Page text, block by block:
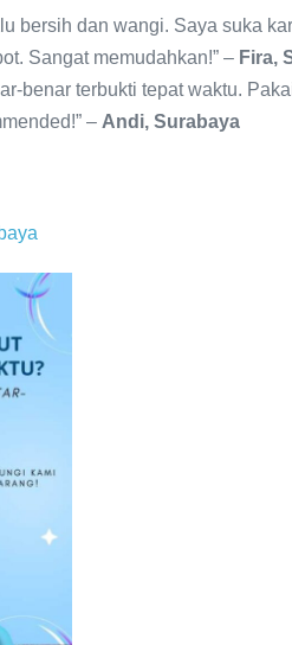
bersih dan wangi. Saya suka
Sangat memudahkan!” – Fira,
benar terbukti tepat waktu.
– Andi, Surabaya